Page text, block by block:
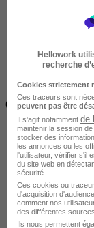
(14h à 70h)
Hellowork
recherche
Cookies strictement
Ces traceurs sont
peuvent pas être
Il s'agit notamment de
maintenir la session
stocker des
les annonces ou les
l'utilisateur, vérifier s'il
du site web en
sécurité.
Ces cookies ou
d'acquisition
comment nos
des différentes
Ils nous permettent